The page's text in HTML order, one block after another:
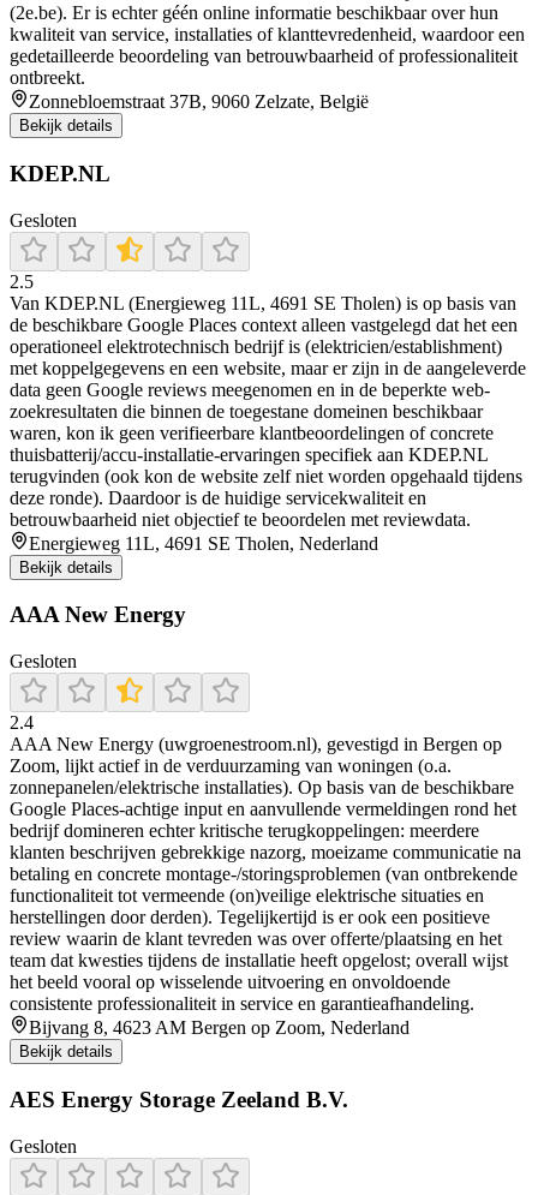
(2e.be). Er is echter géén online informatie beschikbaar over hun
kwaliteit van service, installaties of klanttevredenheid, waardoor een
gedetailleerde beoordeling van betrouwbaarheid of professionaliteit
ontbreekt.
Zonnebloemstraat 37B, 9060 Zelzate, België
Bekijk details
KDEP.NL
Gesloten
2.5
Van KDEP.NL (Energieweg 11L, 4691 SE Tholen) is op basis van
de beschikbare Google Places context alleen vastgelegd dat het een
operationeel elektrotechnisch bedrijf is (elektricien/establishment)
met koppelgegevens en een website, maar er zijn in de aangeleverde
data geen Google reviews meegenomen en in de beperkte web-
zoekresultaten die binnen de toegestane domeinen beschikbaar
waren, kon ik geen verifieerbare klantbeoordelingen of concrete
thuisbatterij/accu-installatie-ervaringen specifiek aan KDEP.NL
terugvinden (ook kon de website zelf niet worden opgehaald tijdens
deze ronde). Daardoor is de huidige servicekwaliteit en
betrouwbaarheid niet objectief te beoordelen met reviewdata.
Energieweg 11L, 4691 SE Tholen, Nederland
Bekijk details
AAA New Energy
Gesloten
2.4
AAA New Energy (uwgroenestroom.nl), gevestigd in Bergen op
Zoom, lijkt actief in de verduurzaming van woningen (o.a.
zonnepanelen/elektrische installaties). Op basis van de beschikbare
Google Places-achtige input en aanvullende vermeldingen rond het
bedrijf domineren echter kritische terugkoppelingen: meerdere
klanten beschrijven gebrekkige nazorg, moeizame communicatie na
betaling en concrete montage-/storingsproblemen (van ontbrekende
functionaliteit tot vermeende (on)veilige elektrische situaties en
herstellingen door derden). Tegelijkertijd is er ook een positieve
review waarin de klant tevreden was over offerte/plaatsing en het
team dat kwesties tijdens de installatie heeft opgelost; overall wijst
het beeld vooral op wisselende uitvoering en onvoldoende
consistente professionaliteit in service en garantieafhandeling.
Bijvang 8, 4623 AM Bergen op Zoom, Nederland
Bekijk details
AES Energy Storage Zeeland B.V.
Gesloten